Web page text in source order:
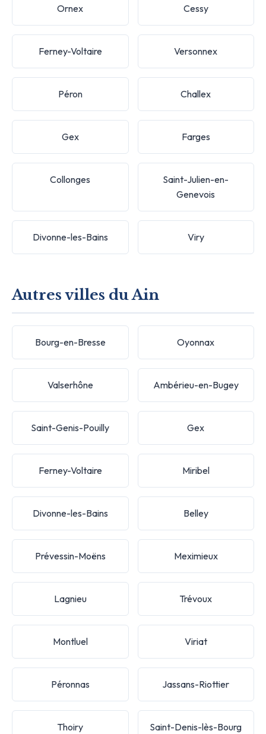
Ornex Cessy
Ferney-Voltaire Versonnex
Péron Challex
Gex Farges
Collonges
Saint-Julien-en-
Genevois
Divonne-les-Bains Viry
Autres villes du Ain
Bourg-en-Bresse Oyonnax
Valserhône Ambérieu-en-Bugey
Saint-Genis-Pouilly Gex
Ferney-Voltaire Miribel
Divonne-les-Bains Belley
Prévessin-Moëns Meximieux
Lagnieu Trévoux
Montluel Viriat
Péronnas Jassans-Riottier
Thoiry Saint-Denis-lès-Bourg